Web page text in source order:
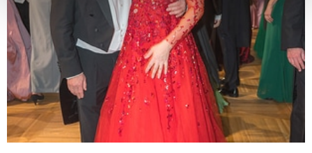
Erfahren Sie mehr darüber, wie Ihre persönlichen Daten
verarbeitet werden, und legen Sie Ihre Präferenzen im
Abschnitt Einzelheitenfest.
Wir verwenden Cookies, um Inhalte und Anzeigen zu
personalisieren, Funktionen für soziale Medien anbieten
zu können und die Zugriffe auf unsere Website zu
analysieren. Außerdem geben wir Informationen zu Ihrer
Verwendung unserer Website an unsere Partner für